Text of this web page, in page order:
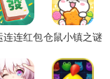
连连红包仓鼠小镇之谜